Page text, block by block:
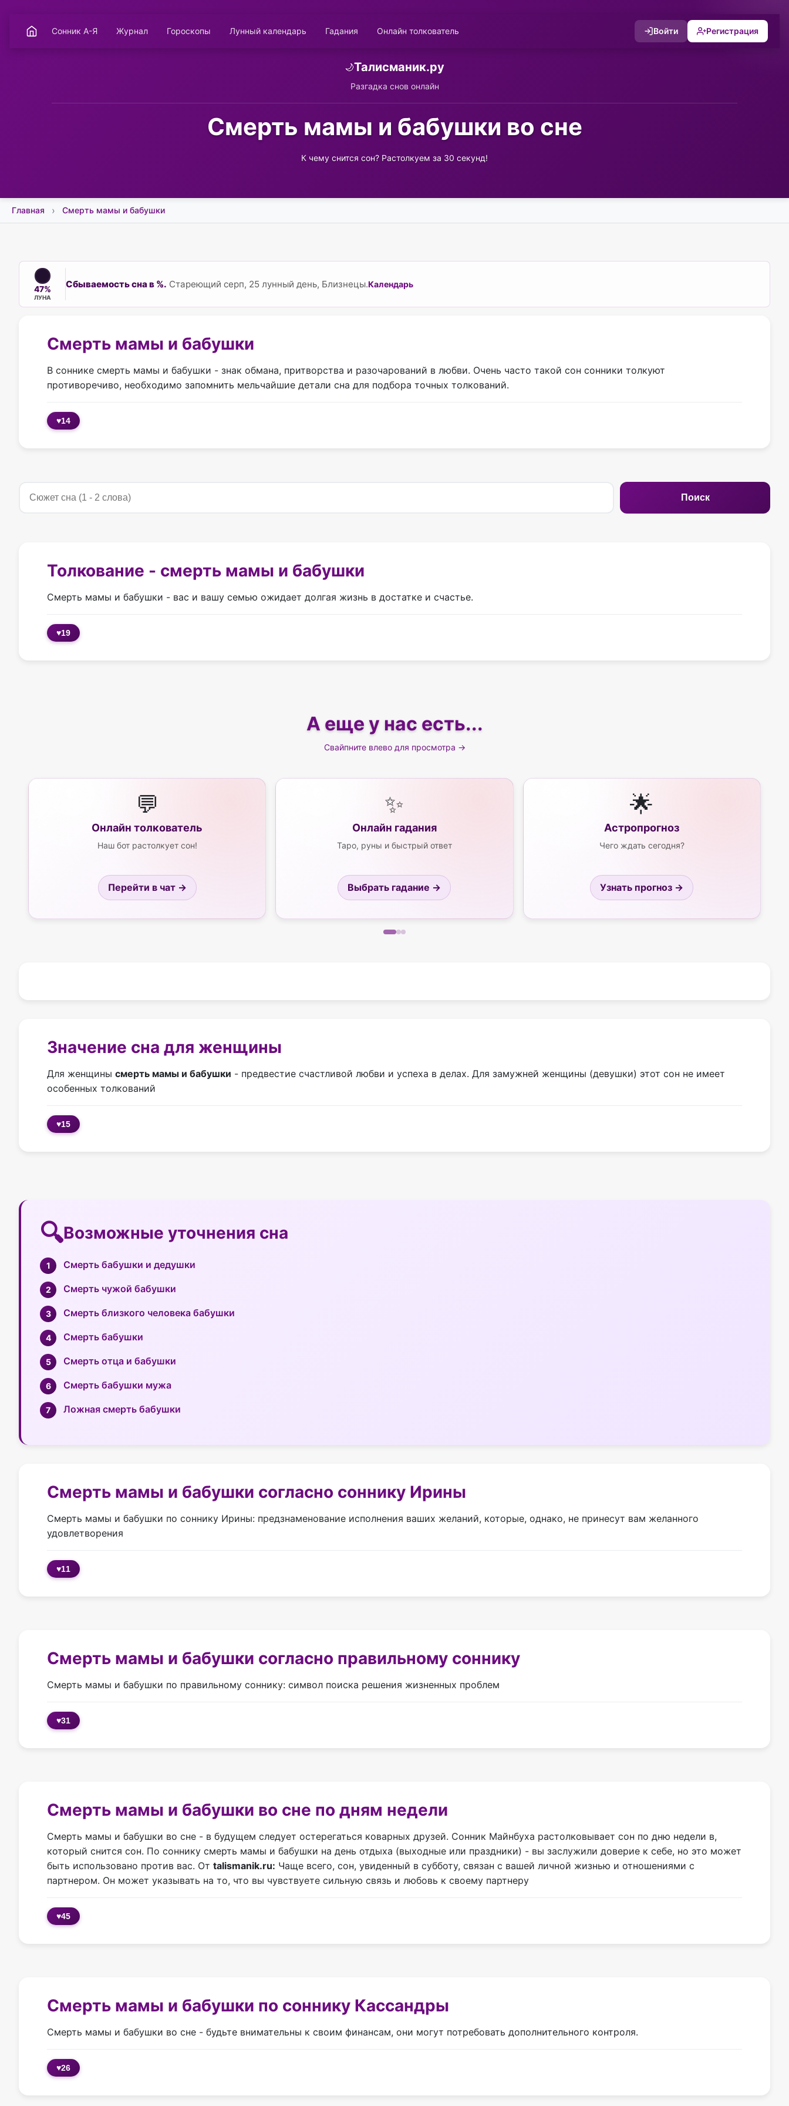
Сонник А-Я Журнал Гороскопы Лунный календарь Гадания Онлайн толкователь Войти Регистрация
🌙Талисманик.ру
Разгадка снов онлайн
Смерть мамы и бабушки во сне
К чему снится сон? Растолкуем за 30 секунд!
Главная Смерть мамы и бабушки
47%
ЛУНА
Сбываемость сна в %. Стареющий серп, 25 лунный день, Близнецы.Календарь
Смерть мамы и бабушки
В соннике смерть мамы и бабушки - знак обмана, притворства и разочарований в любви. Очень часто такой сон сонники толкуют
противоречиво, необходимо запомнить мельчайшие детали сна для подбора точных толкований.
♥14
Поиск
Толкование - смерть мамы и бабушки
Смерть мамы и бабушки - вас и вашу семью ожидает долгая жизнь в достатке и счастье.
♥19
А еще у нас есть...
Свайпните влево для просмотра →
💬
Онлайн толкователь
Наш бот растолкует сон!
Перейти в чат →
✨
Онлайн гадания
Таро, руны и быстрый ответ
Выбрать гадание →
🌟
Астропрогноз
Чего ждать сегодня?
Узнать прогноз →
Значение сна для женщины
Для женщины смерть мамы и бабушки - предвестие счастливой любви и успеха в делах. Для замужней женщины (девушки) этот сон не имеет
особенных толкований
♥15
Возможные уточнения сна
Смерть бабушки и дедушки
Смерть чужой бабушки
Смерть близкого человека бабушки
Смерть бабушки
Смерть отца и бабушки
Смерть бабушки мужа
Ложная смерть бабушки
Смерть мамы и бабушки согласно соннику Ирины
Смерть мамы и бабушки по соннику Ирины: предзнаменование исполнения ваших желаний, которые, однако, не принесут вам желанного
удовлетворения
♥11
Смерть мамы и бабушки согласно правильному соннику
Смерть мамы и бабушки по правильному соннику: символ поиска решения жизненных проблем
♥31
Смерть мамы и бабушки во сне по дням недели
Смерть мамы и бабушки во сне - в будущем следует остерегаться коварных друзей. Сонник Майнбуха растолковывает сон по дню недели в,
который снится сон. По соннику смерть мамы и бабушки на день отдыха (выходные или праздники) - вы заслужили доверие к себе, но это может
быть использовано против вас. От talismanik.ru: Чаще всего, сон, увиденный в субботу, связан с вашей личной жизнью и отношениями с
партнером. Он может указывать на то, что вы чувствуете сильную связь и любовь к своему партнеру
♥45
Смерть мамы и бабушки по соннику Кассандры
Смерть мамы и бабушки во сне - будьте внимательны к своим финансам, они могут потребовать дополнительного контроля.
♥26